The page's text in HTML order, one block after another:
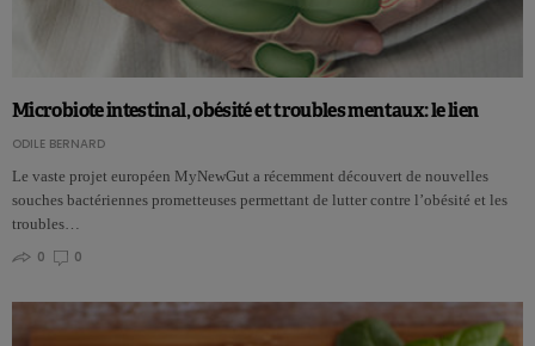
Microbiote intestinal, obésité et troubles mentaux: le lien
ODILE BERNARD
Le vaste projet européen MyNewGut a récemment découvert de nouvelles
souches bactériennes prometteuses permettant de lutter contre l’obésité et les
troubles…
0
0